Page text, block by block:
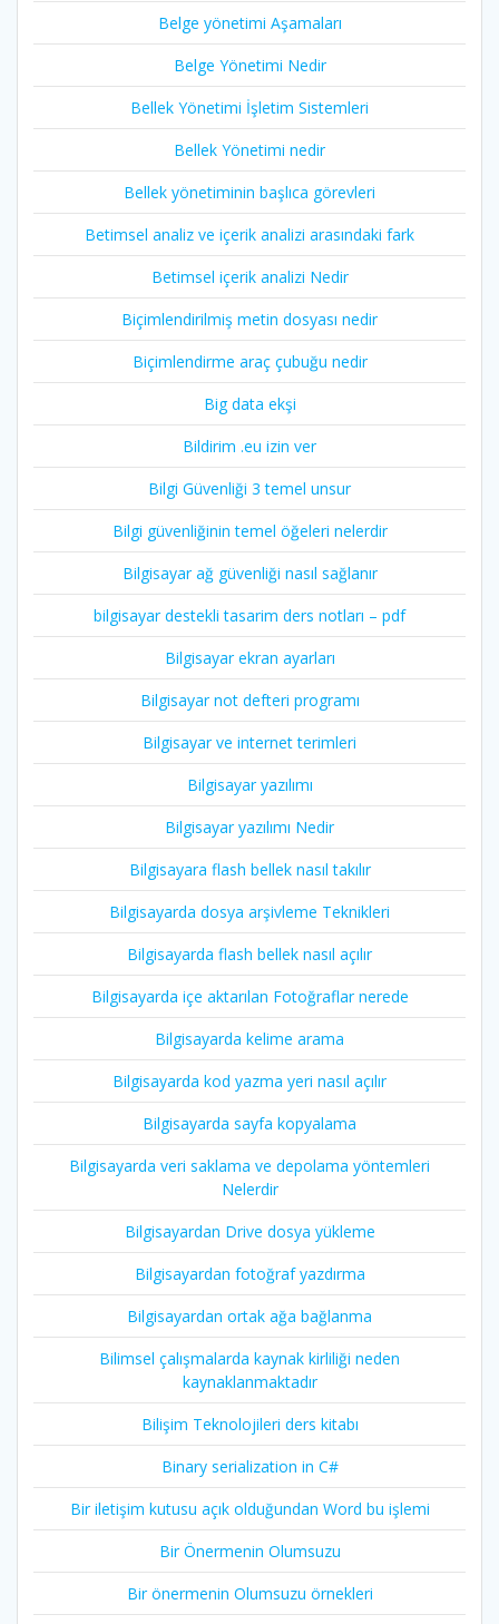
Belge yönetimi Aşamaları
Belge Yönetimi Nedir
Bellek Yönetimi İşletim Sistemleri
Bellek Yönetimi nedir
Bellek yönetiminin başlıca görevleri
Betimsel analiz ve içerik analizi arasındaki fark
Betimsel içerik analizi Nedir
Biçimlendirilmiş metin dosyası nedir
Biçimlendirme araç çubuğu nedir
Big data ekşi
Bildirim .eu izin ver
Bilgi Güvenliği 3 temel unsur
Bilgi güvenliğinin temel öğeleri nelerdir
Bilgisayar ağ güvenliği nasıl sağlanır
bilgisayar destekli tasarim ders notları – pdf
Bilgisayar ekran ayarları
Bilgisayar not defteri programı
Bilgisayar ve internet terimleri
Bilgisayar yazılımı
Bilgisayar yazılımı Nedir
Bilgisayara flash bellek nasıl takılır
Bilgisayarda dosya arşivleme Teknikleri
Bilgisayarda flash bellek nasıl açılır
Bilgisayarda içe aktarılan Fotoğraflar nerede
Bilgisayarda kelime arama
Bilgisayarda kod yazma yeri nasıl açılır
Bilgisayarda sayfa kopyalama
Bilgisayarda veri saklama ve depolama yöntemleri
Nelerdir
Bilgisayardan Drive dosya yükleme
Bilgisayardan fotoğraf yazdırma
Bilgisayardan ortak ağa bağlanma
Bilimsel çalışmalarda kaynak kirliliği neden
kaynaklanmaktadır
Bilişim Teknolojileri ders kitabı
Binary serialization in C#
Bir iletişim kutusu açık olduğundan Word bu işlemi
Bir Önermenin Olumsuzu
Bir önermenin Olumsuzu örnekleri